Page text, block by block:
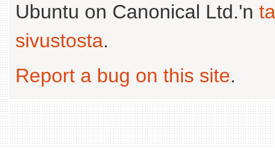
Ubuntu on Canonical Ltd.'n
sivustosta.
Report a bug on this site.